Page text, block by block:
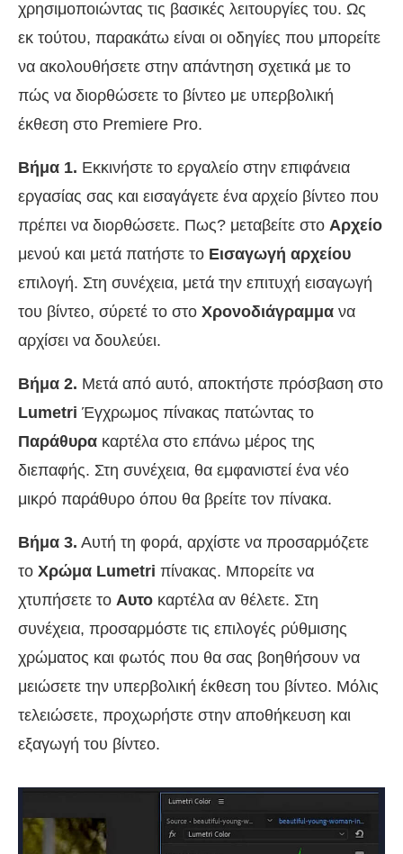
χρησιμοποιώντας τις βασικές λειτουργίες του. Ως
εκ τούτου, παρακάτω είναι οι οδηγίες που μπορείτε
να ακολουθήσετε στην απάντηση σχετικά με το
πώς να διορθώσετε το βίντεο με υπερβολική
έκθεση στο Premiere Pro.
Βήμα 1. Εκκινήστε το εργαλείο στην επιφάνεια
εργασίας σας και εισαγάγετε ένα αρχείο βίντεο που
πρέπει να διορθώσετε. Πως? μεταβείτε στο Αρχείο
μενού και μετά πατήστε το Εισαγωγή αρχείου
επιλογή. Στη συνέχεια, μετά την επιτυχή εισαγωγή
του βίντεο, σύρετέ το στο Χρονοδιάγραμμα να
αρχίσει να δουλεύει.
Βήμα 2. Μετά από αυτό, αποκτήστε πρόσβαση στο
Lumetri Έγχρωμος πίνακας πατώντας το
Παράθυρα καρτέλα στο επάνω μέρος της
διεπαφής. Στη συνέχεια, θα εμφανιστεί ένα νέο
μικρό παράθυρο όπου θα βρείτε τον πίνακα.
Βήμα 3. Αυτή τη φορά, αρχίστε να προσαρμόζετε
το Χρώμα Lumetri πίνακας. Μπορείτε να
χτυπήσετε το Αυτο καρτέλα αν θέλετε. Στη
συνέχεια, προσαρμόστε τις επιλογές ρύθμισης
χρώματος και φωτός που θα σας βοηθήσουν να
μειώσετε την υπερβολική έκθεση του βίντεο. Μόλις
τελειώσετε, προχωρήστε στην αποθήκευση και
εξαγωγή του βίντεο.